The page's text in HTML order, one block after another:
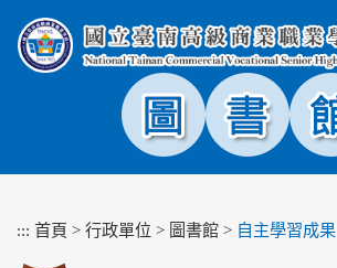
塊
::: 首頁 > 行政單位 > 圖書館 > 自主學習成果